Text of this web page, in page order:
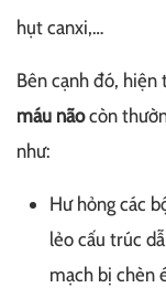
hụt canxi,…
Bên cạnh đó, hiện
máu nãocòn
như:
Hư hỏng các
lẻo cấu trúc
mạch bị chèn